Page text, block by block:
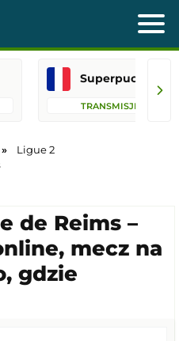
TRANSMISJE
Ligue 2
de Reims –
mecz na
gdzie